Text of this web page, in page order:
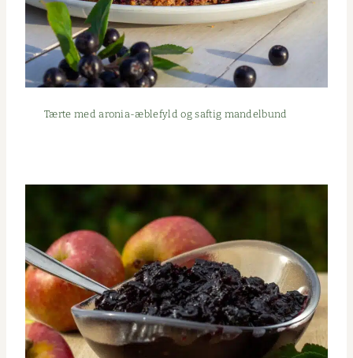
Tærte med aro­­nia-æble­­fyld og saftig mandelbund